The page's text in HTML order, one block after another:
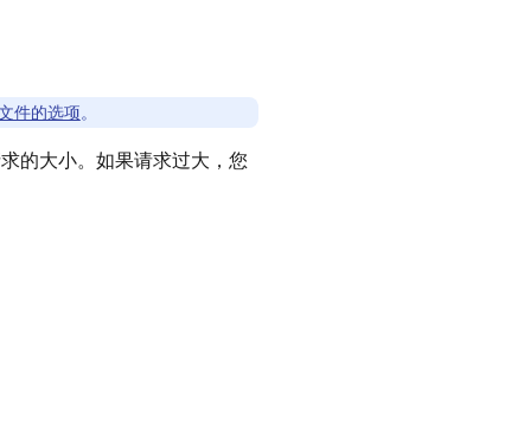
件的选项。
的大小。如果请求过大，您